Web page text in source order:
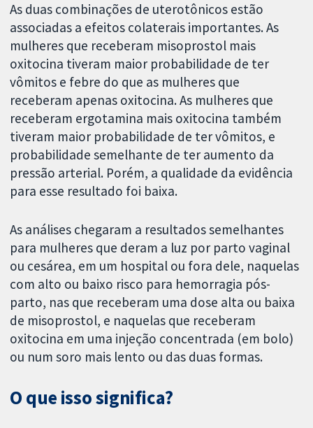
As duas combinações de uterotônicos estão
associadas a efeitos colaterais importantes. As
mulheres que receberam misoprostol mais
oxitocina tiveram maior probabilidade de ter
vômitos e febre do que as mulheres que
receberam apenas oxitocina. As mulheres que
receberam ergotamina mais oxitocina também
tiveram maior probabilidade de ter vômitos, e
probabilidade semelhante de ter aumento da
pressão arterial. Porém, a qualidade da evidência
para esse resultado foi baixa.
As análises chegaram a resultados semelhantes
para mulheres que deram a luz por parto vaginal
ou cesárea, em um hospital ou fora dele, naquelas
com alto ou baixo risco para hemorragia pós-
parto, nas que receberam uma dose alta ou baixa
de misoprostol, e naquelas que receberam
oxitocina em uma injeção concentrada (em bolo)
ou num soro mais lento ou das duas formas.
O que isso significa?